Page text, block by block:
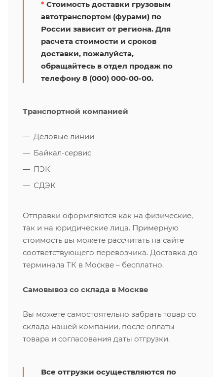
* Стоимость доставки грузовым
автотранспортом (фурами) по
России зависит от региона. Для
расчета стоимости и сроков
доставки, пожалуйста,
обращайтесь в отдел продаж по
телефону 8 (000) 000-00-00.
Транспортной компанией
Деловые линии
Байкал-сервис
ПЭК
СДЭК
Отправки оформляются как на физические,
так и на юридические лица. Примерную
стоимость вы можете рассчитать на сайте
соответствующего перевозчика. Доставка до
терминала ТК в Москве – бесплатно.
Самовывоз со склада в Москве
Вы можете самостоятельно забрать товар со
склада нашей компании, после оплаты
товара и согласования даты отгрузки.
Все отгрузки осуществляются по